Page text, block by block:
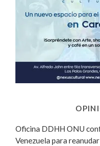
Oficina DDHH ONU
Venezuela para